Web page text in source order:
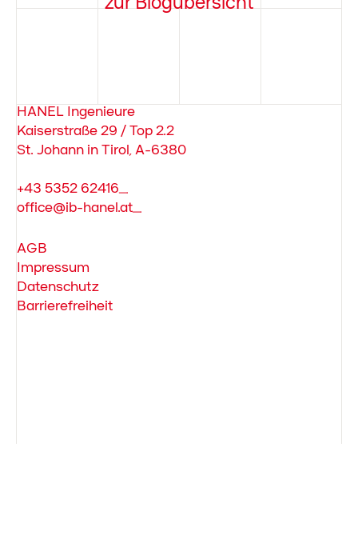
HANEL Ingenieure
Kaiserstraße 29 / Top 2.2
St. Johann in Tirol, A-6380
+43 5352 62416
office@ib-hanel.at
AGB
Impressum
Datenschutz
Barrierefreiheit